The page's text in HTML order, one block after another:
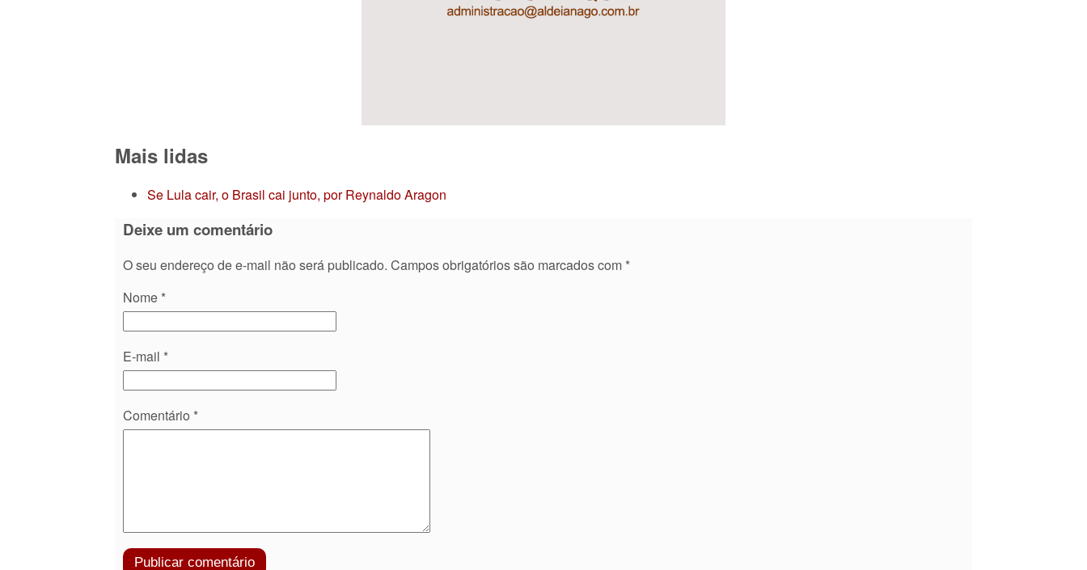
Mais lidas
Se Lula cair, o Brasil cai junto, por Reynaldo Aragon
Deixe um comentário
O seu endereço de e-mail não será publicado. Campos obrigatórios são marcados com *
Nome *
E-mail *
Comentário *